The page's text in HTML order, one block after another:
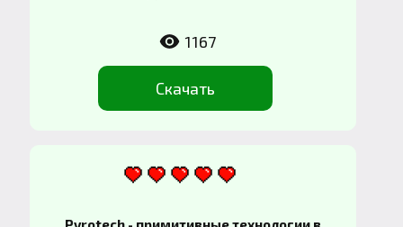
Скачать
1167